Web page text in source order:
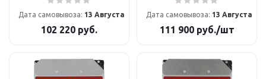
Дата самовывоза: 13 Августа
102 220 руб.
Дата самовывоза: 13 Августа
111 900руб./шт